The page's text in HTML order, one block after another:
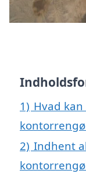
1) Hvad
2) Indhent